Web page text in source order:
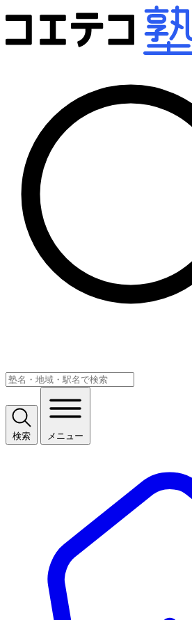
検索 メニュー